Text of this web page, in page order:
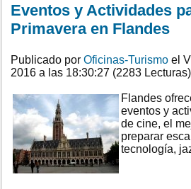
Eventos y Actividades
Primavera en Flandes
Publicado por Oficinas-Turismo el
2016 a las 18:30:27 (2283 Lecturas)
Flandes
eventos y
de cine, el
preparar
tecnología,